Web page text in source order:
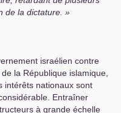
de la dictature.
israélien contre
la République islamique,
intérêts nationaux sont
Entraîner
à grande échelle